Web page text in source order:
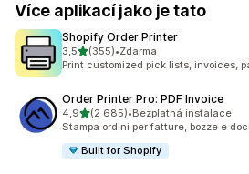
Více aplikací jako je tato
Shopify Order Printer
3,5z 5 hvězd
(355)
Celkový počet recenzí: 355
•Zdarma
Print customized pick lists, invoices,
Order Printer Pro: PDF Invoice
4,9z 5 hvězd
(2 685)
Celkový počet recenzí: 2685
•Bezplatná instalace
Stampa ordini per fatture, bozze e
Built for Shopify